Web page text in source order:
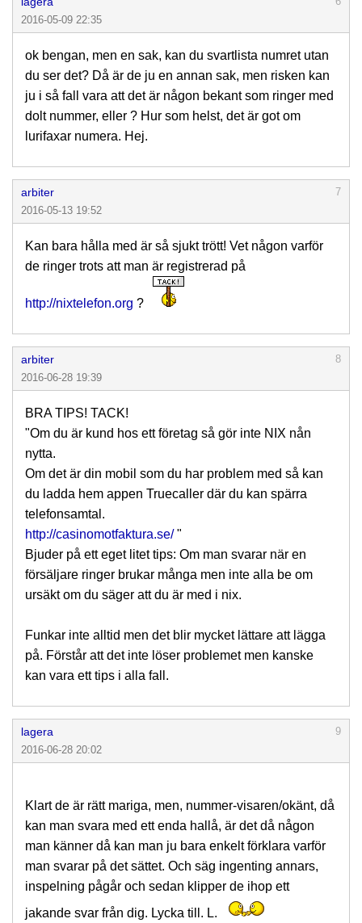
2016-05-09 22:35
ok bengan, men en sak, kan du svartlista numret utan
du ser det? Då är de ju en annan sak, men risken kan
ju i så fall vara att det är någon bekant som ringer med
dolt nummer, eller ? Hur som helst, det är got om
lurifaxar numera. Hej.
arbiter
7
2016-05-13 19:52
Kan bara hålla med är så sjukt trött! Vet någon varför
de ringer trots att man är registrerad på
http://nixtelefon.org ?
arbiter
8
2016-06-28 19:39
BRA TIPS! TACK!
"Om du är kund hos ett företag så gör inte NIX nån
nytta.
Om det är din mobil som du har problem med så kan
du ladda hem appen Truecaller där du kan spärra
telefonsamtal.
http://casinomotfaktura.se/"
Bjuder på ett eget litet tips: Om man svarar när en
försäljare ringer brukar många men inte alla be om
ursäkt om du säger att du är med i nix.
Funkar inte alltid men det blir mycket lättare att lägga
på. Förstår att det inte löser problemet men kanske
kan vara ett tips i alla fall.
lagera
9
2016-06-28 20:02
Klart de är rätt mariga, men, nummer-visaren/okänt, då
kan man svara med ett enda hallå, är det då någon
man känner då kan man ju bara enkelt förklara varför
man svarar på det sättet. Och säg ingenting annars,
inspelning pågår och sedan klipper de ihop ett
jakande svar från dig. Lycka till. L.